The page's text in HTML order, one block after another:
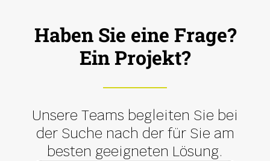
Haben Sie eine Frage?
Ein Projekt?
Unsere Teams begleiten Sie bei
der Suche nach der für Sie am
besten geeigneten Lösung.